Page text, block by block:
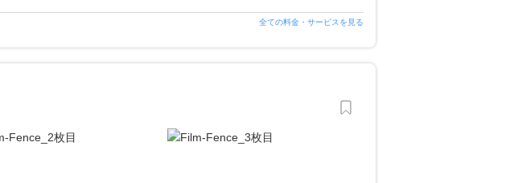
全ての料金・サービスを見る